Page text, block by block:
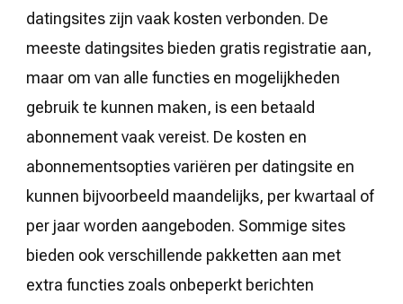
datingsites zijn vaak kosten verbonden. De
meeste datingsites bieden gratis registratie aan,
maar om van alle functies en mogelijkheden
gebruik te kunnen maken, is een betaald
abonnement vaak vereist. De kosten en
abonnementsopties variëren per datingsite en
kunnen bijvoorbeeld maandelijks, per kwartaal of
per jaar worden aangeboden. Sommige sites
bieden ook verschillende pakketten aan met
extra functies zoals onbeperkt berichten